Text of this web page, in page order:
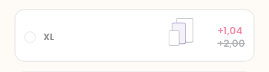
XL
+1,04
+2,00